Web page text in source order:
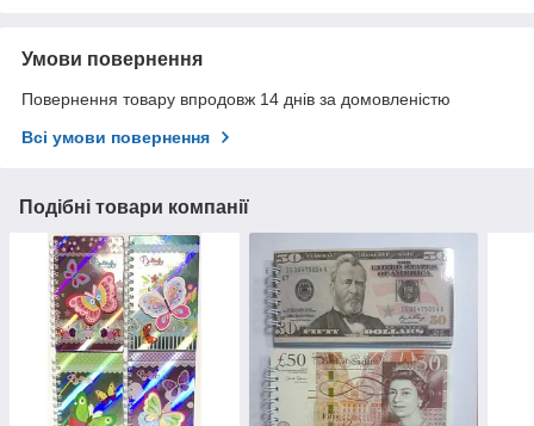
Умови повернення
Повернення товару впродовж 14 днів за домовленістю
Всі умови повернення
Подібні товари компанії